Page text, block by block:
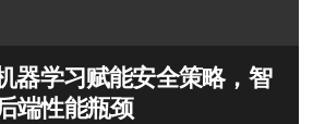
器学习赋能安全策略，智
端性能瓶颈